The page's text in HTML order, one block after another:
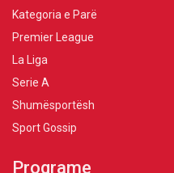
Kategoria e Parë
Premier League
La Liga
Serie A
Shumësportësh
Sport Gossip
Programe